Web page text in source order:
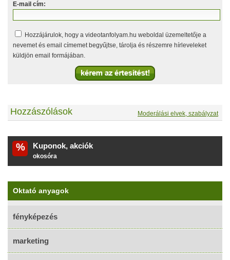
E-mail cím:
Hozzájárulok, hogy a videotanfolyam.hu weboldal üzemeltetője a
nevemet és email címemet begyűjtse, tárolja és részemre hírleveleket
küldjön email formájában.
Hozzászólások Moderálási elvek, szabályzat
% Kuponok, akciók
okosóra
Oktató anyagok
fényképezés
marketing